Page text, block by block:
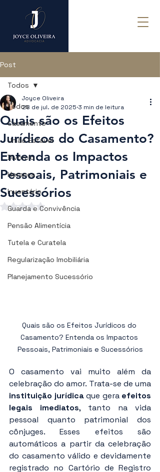
Post
Todos
Casamento
União Estável
Divórcio
Herança
Inventário
Guarda e Convivência
Pensão Alimentícia
Tutela e Curatela
Regularização Imobiliária
Planejamento Sucessório
Todos
Quais são os Efeitos
Jurídicos do Casamento?
Entenda os Impactos
Pessoais, Patrimoniais e
Sucessórios
Joyce Oliveira
28 de jul. de 2025 3 min de leitura
Avaliado com NaN de 5 estrelas.
Quais são os Efeitos Jurídicos do
Casamento? Entenda os Impactos
Pessoais, Patrimoniais e Sucessórios
O casamento vai muito além da
instituição jurídica que gera efeitos
legais imediatos, tanto na vida
pessoal quanto patrimonial dos
cônjuges. Esses efeitos são
automáticos a partir da celebração
do casamento válido e devidamente
registrado no Cartório de Registro